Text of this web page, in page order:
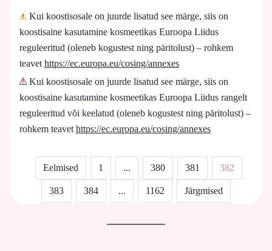
Kui koostisosale on juurde lisatud see märge, siis on
koostisaine kasutamine kosmeetikas Euroopa Liidus
reguleeritud (oleneb kogustest ning päritolust) – rohkem
teavet https://ec.europa.eu/cosing/annexes
Kui koostisosale on juurde lisatud see märge, siis on
koostisaine kasutamine kosmeetikas Euroopa Liidus rangelt
reguleeritud või keelatud (oleneb kogustest ning päritolust) –
rohkem teavet https://ec.europa.eu/cosing/annexes
Eelmised 1 ... 380 381 382
383 384 ... 1162 Järgmised